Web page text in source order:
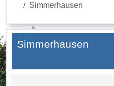
Simmerhausen
Simmerhausen